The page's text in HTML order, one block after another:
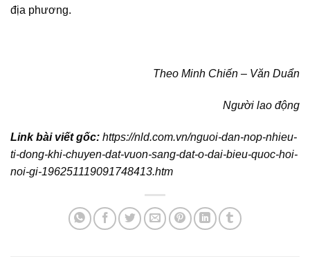
địa phương.
Theo Minh Chiến – Văn Duẩn
Người lao động
Link bài viết gốc: https://nld.com.vn/nguoi-dan-nop-nhieu-
ti-dong-khi-chuyen-dat-vuon-sang-dat-o-dai-bieu-quoc-hoi-
noi-gi-196251119091748413.htm